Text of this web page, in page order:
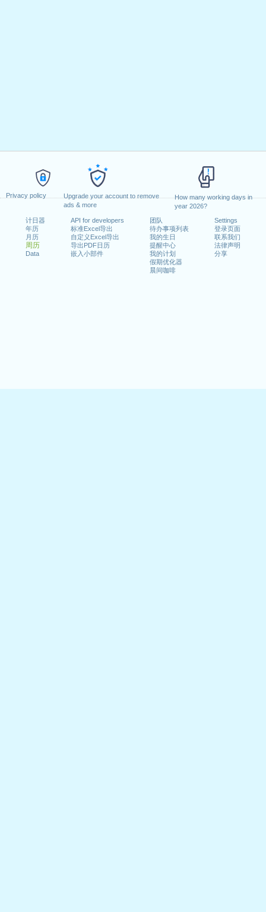
Privacy policy
Upgrade your account to remove
ads & more
How many working days in
year 2026?
计日器
年历
月历
周历
Data
API for developers
标准Excel导出
自定义Excel导出
导出PDF日历
嵌入小部件
团队
待办事项列表
我的生日
提醒中心
我的计划
假期优化器
晨间咖啡
Settings
登录页面
联系我们
法律声明
分享